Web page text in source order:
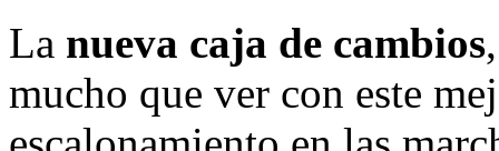
La nueva caja de cambios
mucho que ver con este